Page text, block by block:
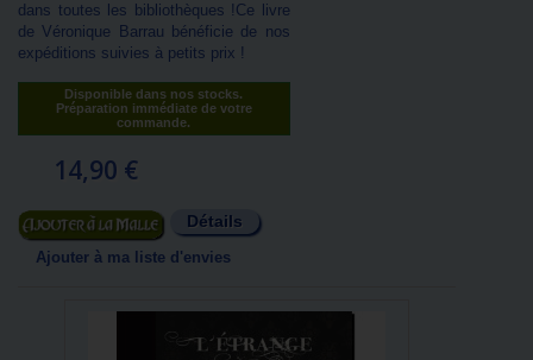
dans toutes les bibliothèques !Ce livre
de Véronique Barrau bénéficie de nos
expéditions suivies à petits prix !
Disponible dans nos stocks.
Préparation immédiate de votre
commande.
14,90 €
Ajouter au panier Détails
Ajouter à ma liste d'envies